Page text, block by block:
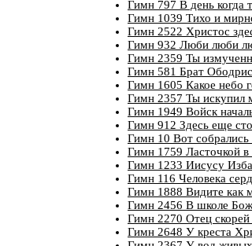
Гимн 797 В день когда
Гимн 1039 Тихо и
Гимн 2522 Христос
Гимн 932 Люби люби
Гимн 2359 Ты
Гимн 581 Брат
Гимн 1605 Какое небо
Гимн 2357 Ты искупил
Гимн 1949 Войск
Гимн 912 Здесь еще
Гимн 10 Вот
Гимн 1759 Ласточкой в
Гимн 1233 Иисусу
Гимн 116 Человека
Гимн 1888 Видите как
Гимн 2456 В школе
Гимн 2270 Отец скорей
Гимн 2648 У креста